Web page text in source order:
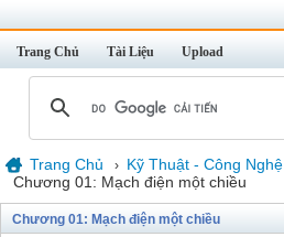
Trang Chủ Tài Liệu Upload
Trang Chủ › Kỹ Thuật - Công Nghệ
Chương 01: Mạch điện một chiều
Chương 01: Mạch điện một chiều